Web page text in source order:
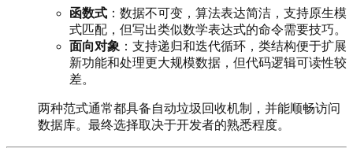
函数式 ：数据不可变，算法表达简洁，支持原生模
式匹配，但写出类似数学表达式的命令需要技巧。
面向对象 ：支持递归和迭代循环，类结构便于扩展
新功能和处理更大规模数据，但代码逻辑可读性较
差。
两种范式通常都具备自动垃圾回收机制，并能顺畅访问
数据库。最终选择取决于开发者的熟悉程度。